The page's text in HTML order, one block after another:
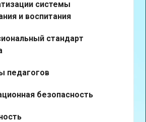
системы
и воспитания
стандарт
педагогов
безопасность